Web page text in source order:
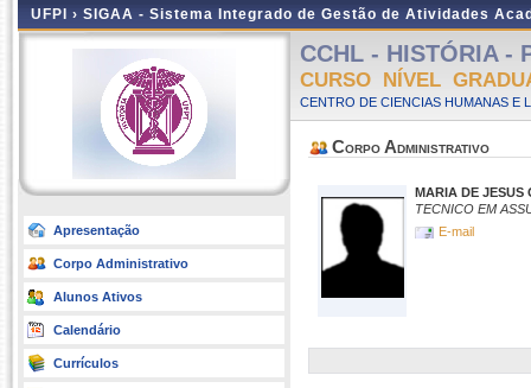
UFPI › SIGAA - Sistema Integrado de Gestão de Atividades
Apresentação
Corpo Administrativo
Alunos Ativos
Calendário
Currículos
CCHL - HISTÓRIA -
CURSO NÍVEL
CENTRO DE CIENCIAS HUMANAS E
Corpo Administrativo
MARIA DE JESUS
TECNICO EM
E-mail